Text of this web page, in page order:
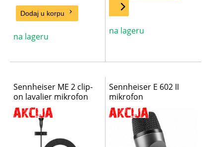
Dodaj u korpu
na lageru
na lageru
Sennheiser ME 2 clip-
on lavalier mikrofon
Sennheiser E 602 II
mikrofon